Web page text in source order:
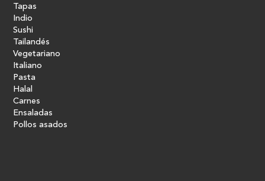
Tapas
Indio
Sushi
Tailandés
Vegetariano
Italiano
Pasta
Halal
Carnes
Ensaladas
Pollos asados